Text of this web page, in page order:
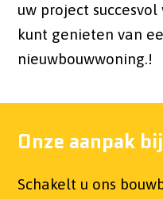
uw project
kunt genieten van
nieuwbouwwoning.!
Onze aanpak
Schakelt u ons